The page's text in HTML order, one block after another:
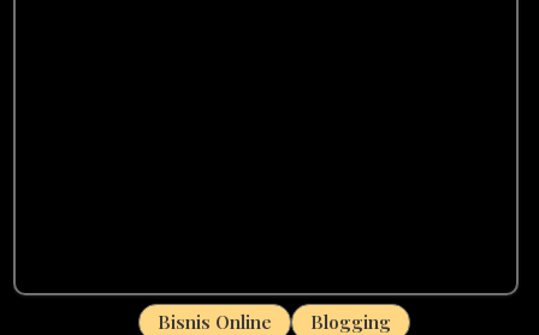
Bisnis Online Blogging